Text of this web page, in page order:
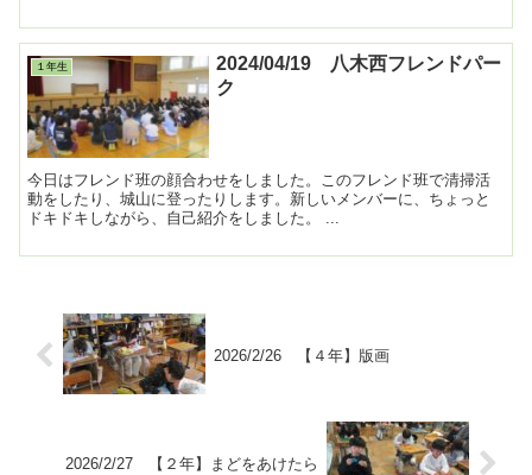
１年生
2024/04/19 八木西フレンドパー
ク
今日はフレンド班の顔合わせをしました。このフレンド班で清掃活
動をしたり、城山に登ったりします。新しいメンバーに、ちょっと
2026/2/26 【４年】版画
2026/2/27 【２年】まどをあけたら